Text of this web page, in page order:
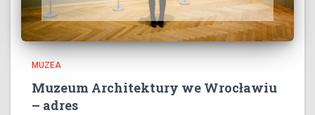
MUZEA
Muzeum Architektury we Wrocławiu
– adres